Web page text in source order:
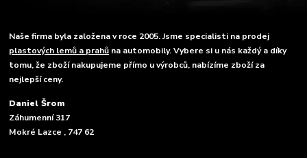
Naše firma byla založena v roce 2005. Jsme specialisti na prodej
plastových lemů a prahů na automobily. Vybere si u nás každý a díky
tomu, že zboží nakupujeme přímo u výrobců, nabízíme zboží za
nejlepší ceny.
Daniel Šrom
Záhumenní 317
Mokré Lazce , 747 62